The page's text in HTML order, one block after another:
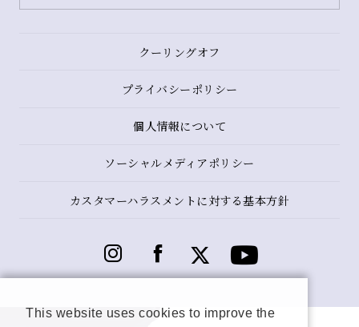
クーリングオフ
プライバシーポリシー
個人情報について
ソーシャルメディアポリシー
カスタマーハラスメントに対する基本方針
This website uses cookies to improve the